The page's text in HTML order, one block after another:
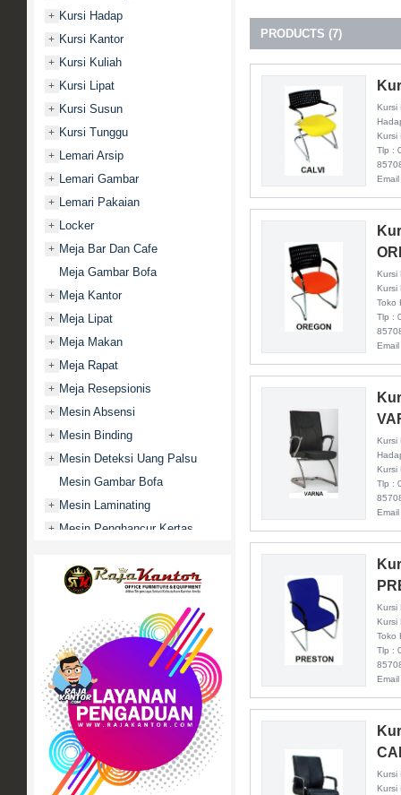
+ Kursi Hadap
+ Kursi Kantor
+ Kursi Kuliah
+ Kursi Lipat
+ Kursi Susun
+ Kursi Tunggu
+ Lemari Arsip
+ Lemari Gambar
+ Lemari Pakaian
+ Locker
+ Meja Bar Dan Cafe
Meja Gambar Bofa
+ Meja Kantor
+ Meja Lipat
+ Meja Makan
+ Meja Rapat
+ Meja Resepsionis
+ Mesin Absensi
+ Mesin Binding
+ Mesin Deteksi Uang Palsu
Mesin Gambar Bofa
+ Mesin Laminating
+ Mesin Penghancur Kertas
Mobile File / Roll O Pack
Movitex
Paper Cutter
Partisi Kantor
Promo
+ Rak Serbaguna
+ Ranjang Besi
+ Sofa Kantor
+ Springbed
White Board / Papan Tulis
PRODUCTS (7)
Kursi
Tlp :
Kursi
Toko
Tlp :
Kursi
Tlp :
Kursi
Toko
Tlp :
Kursi